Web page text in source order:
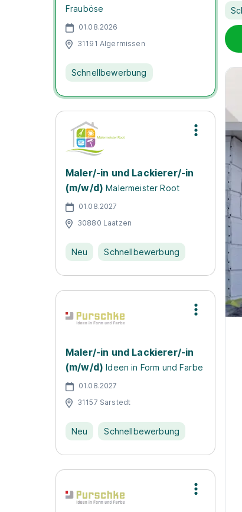
Frauböse
01.08.2026
31191 Algermissen
Schnellbewerbung
Maler/-in und Lackierer/-in
(m/w/d) Malermeister Root
01.08.2027
30880 Laatzen
Neu Schnellbewerbung
Maler/-in und Lackierer/-in
(m/w/d) Ideen in Form und Farbe
01.08.2027
31157 Sarstedt
Neu Schnellbewerbung